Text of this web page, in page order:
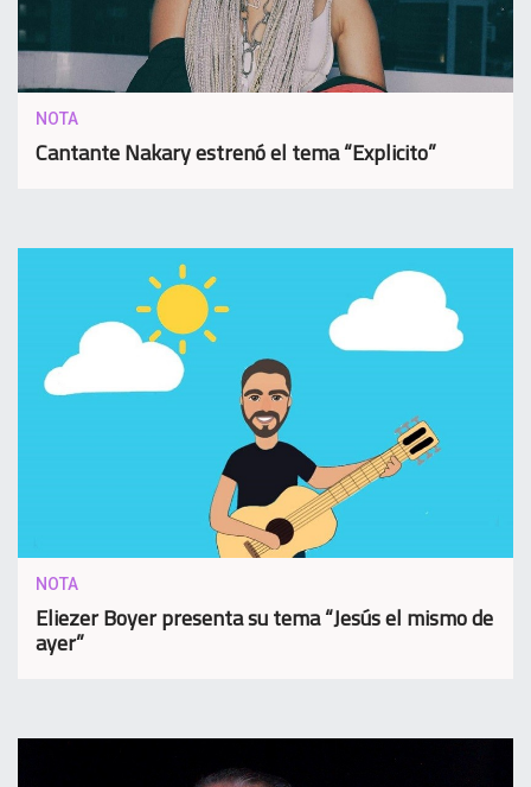
NOTA
Cantante Nakary estrenó el tema “Explicito”
NOTA
Eliezer Boyer presenta su tema “Jesús el mismo de
ayer”